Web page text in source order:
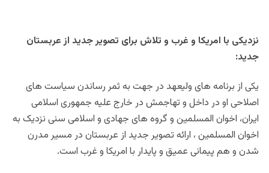
نزدیکی با امریکا و غرب و تلاش برای تصویر جدید از عربستان
جدید:
یکی از برنامه های ولیعهد در جهت به ثمر رساندن سیاست های
اصلاحی او در داخل و تهاجمش در خارج علیه جمهوری اسلامی
ایران، اخوان المسلمین و گروه های جهادی و اسلامی سنی نزدیک به
اخوان المسلمین ، ارائه تصویر جدید از عربستان در مسیر مدرن
شدن و هم پیمانی عمیق و پایدار با امریکا و غرب است.